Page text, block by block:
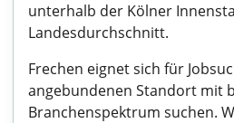
unterhalb der Kölner
Landesdurchschnitt.
Frechen eignet sich für
angebundenen Standort mit
Branchenspektrum suchen.